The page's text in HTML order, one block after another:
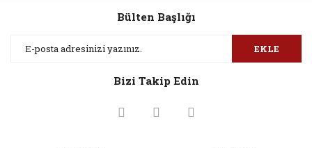
Ürün açıklamasında eksik bilgiler bulunuyor.
Ürün bilgilerinde hatalar bulunuyor.
Bu ürüne benzer farklı alternatifler olmalı.
Bülten Başlığı
EKLE
Bizi Takip Edin